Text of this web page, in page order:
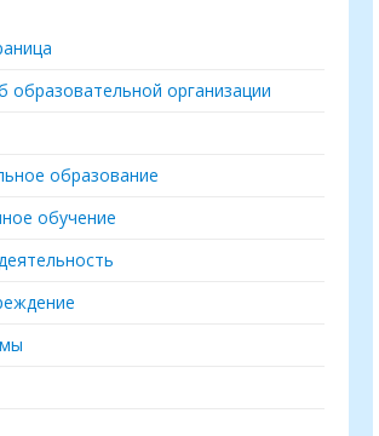
образовательной организации
образование
обучение